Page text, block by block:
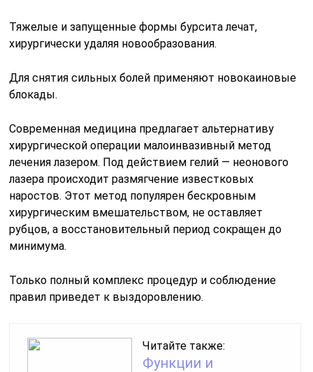
Тяжелые и запущенные формы бурсита лечат,
хирургически удаляя новообразования.
Для снятия сильных болей применяют новокаиновые
блокады.
Современная медицина предлагает альтернативу
хирургической операции малоинвазивный метод
лечения лазером. Под действием гелий — неонового
лазера происходит размягчение известковых
наростов. Этот метод популярен бескровным
хирургическим вмешательством, не оставляет
рубцов, а восстановительный период сокращен до
минимума.
Только полный комплекс процедур и соблюдение
правил приведет к выздоровлению.
Читайте также:
Функции и